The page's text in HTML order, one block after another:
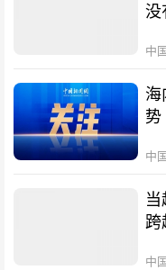
没
中
海
势
中
跨
中